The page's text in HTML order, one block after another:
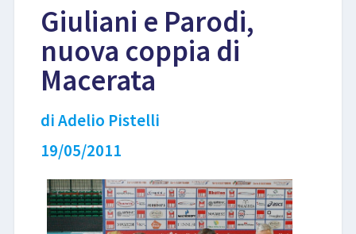
EVENTI
Giuliani e Parodi,
nuova coppia di
Macerata
di Adelio Pistelli
19/05/2011